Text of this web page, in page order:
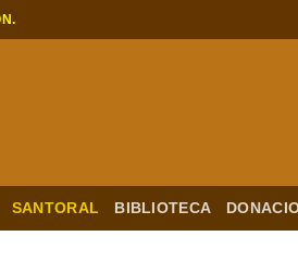
SANTORAL BIBLIOTECA